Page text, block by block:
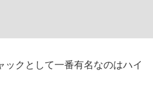
ックとして一番有名なのはハイ